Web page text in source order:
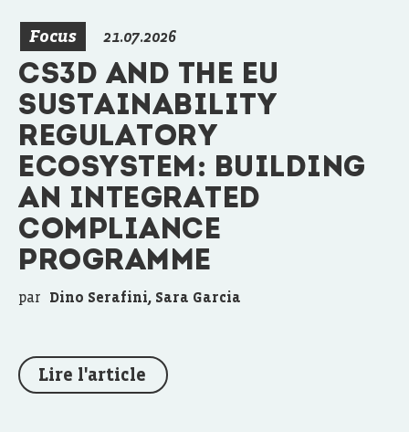
Focus 21.07.2026
CS3D AND THE EU
SUSTAINABILITY
REGULATORY
ECOSYSTEM: BUILDING
AN INTEGRATED
COMPLIANCE
PROGRAMME
par Dino Serafini, Sara Garcia
Lire l'article